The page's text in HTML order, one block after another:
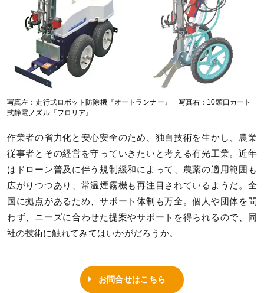
写真左：走行式ロボット防除機『オートランナー』 写真右：10頭口カート
式静電ノズル『フロリア』
作業者の省力化と安心安全のため、独自技術を生かし、農業
従事者とその経営を守っていきたいと考える有光工業。近年
はドローン普及に伴う規制緩和によって、農薬の適用範囲も
広がりつつあり、常温煙霧機も再注目されているようだ。全
国に拠点があるため、サポート体制も万全。個人や団体を問
わず、ニーズに合わせた提案やサポートを得られるので、同
社の技術に触れてみてはいかがだろうか。
お問合せはこちら